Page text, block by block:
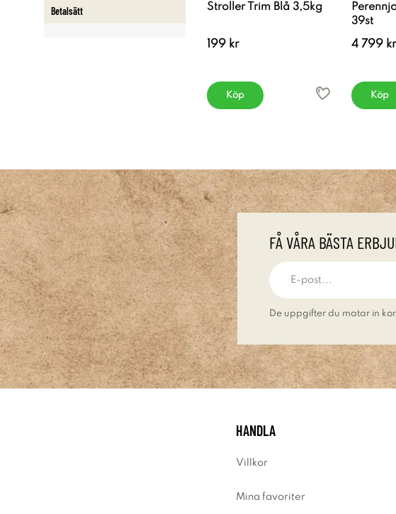
Betalsätt Stroller Trim Blå 3,5kg
199 kr
Köp
39st
4 799 kr
Köp
FÅ VÅRA BÄSTA
De uppgifter du matar in
HANDLA
Villkor
Mina favoriter